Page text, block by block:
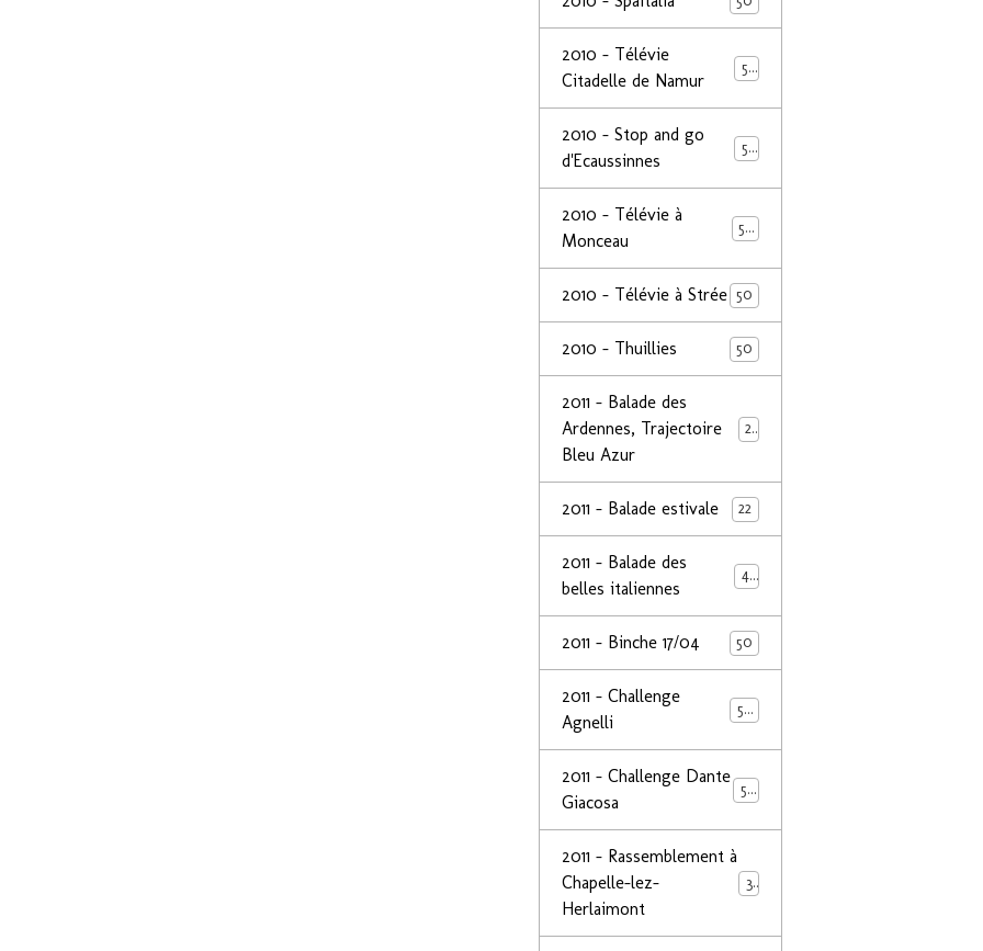
2010 - Télévie
Citadelle de Namur
50
2010 - Stop and go
d'Ecaussinnes
50
2010 - Télévie à
Monceau
50
2010 - Télévie à Strée 50
2010 - Thuillies 50
2011 - Balade des
Ardennes, Trajectoire
Bleu Azur
24
2011 - Balade estivale 22
2011 - Balade des
belles italiennes
49
2011 - Binche 17/04 50
2011 - Challenge
Agnelli
50
2011 - Challenge Dante
Giacosa
50
2011 - Rassemblement à
Chapelle-lez-
Herlaimont
32